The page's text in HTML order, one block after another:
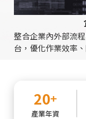
整合企業內外部流
台，優化作業效率
20
產業年資